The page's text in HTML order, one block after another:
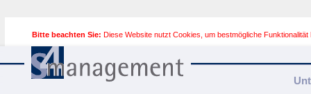
Bitte beachten Sie: Diese Website nutzt Cookies, um bestmögliche